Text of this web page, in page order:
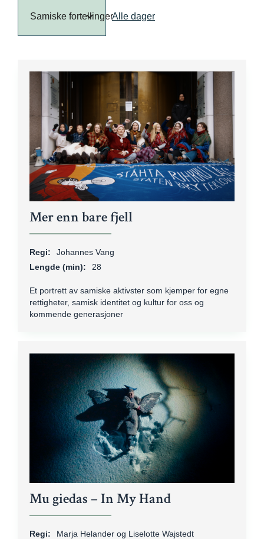
Samiske fortellingerAlle dager
Mer enn bare fjell
Regi:
Johannes Vang
Lengde (min):
28
Et portrett av samiske aktivster som kjemper for egne
rettigheter, samisk identitet og kultur for oss og
kommende generasjoner
Mu giedas – In My Hand
Regi:
Marja Helander og Liselotte Wajstedt